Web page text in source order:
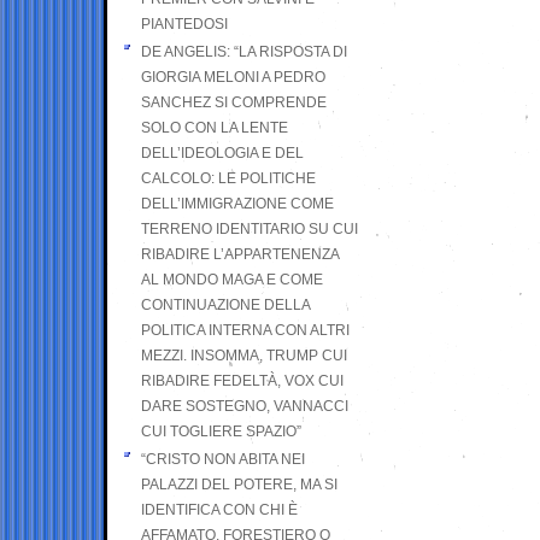
PIANTEDOSI
DE ANGELIS: “LA RISPOSTA DI
GIORGIA MELONI A PEDRO
SANCHEZ SI COMPRENDE
SOLO CON LA LENTE
DELL’IDEOLOGIA E DEL
CALCOLO: LE POLITICHE
DELL’IMMIGRAZIONE COME
TERRENO IDENTITARIO SU CUI
RIBADIRE L’APPARTENENZA
AL MONDO MAGA E COME
CONTINUAZIONE DELLA
POLITICA INTERNA CON ALTRI
MEZZI. INSOMMA, TRUMP CUI
RIBADIRE FEDELTÀ, VOX CUI
DARE SOSTEGNO, VANNACCI
CUI TOGLIERE SPAZIO”
“CRISTO NON ABITA NEI
PALAZZI DEL POTERE, MA SI
IDENTIFICA CON CHI È
AFFAMATO, FORESTIERO O